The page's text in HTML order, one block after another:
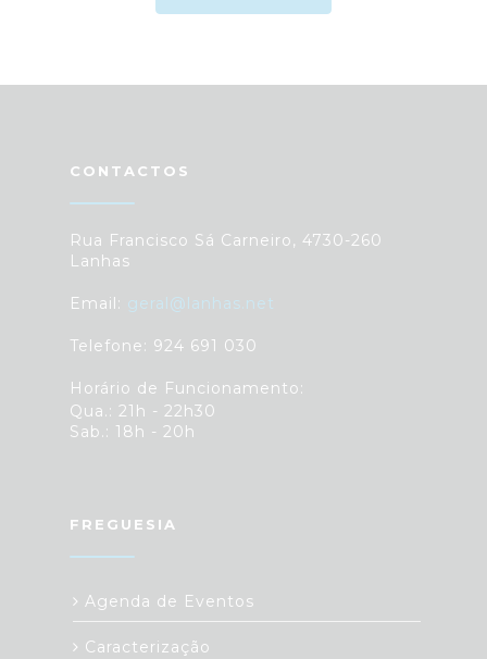
CONTACTOS
Rua Francisco Sá Carneiro, 4730-260
Lanhas
Email: geral@lanhas.net
Telefone: 924 691 030
Horário de Funcionamento:
Qua.: 21h - 22h30
Sab.: 18h - 20h
FREGUESIA
Agenda de Eventos
Caracterização